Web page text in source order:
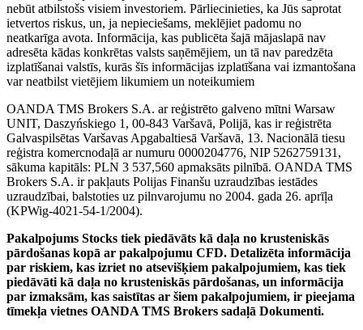
nebūt atbilstošs visiem investoriem. Pārliecinieties, ka Jūs saprotat
ietvertos riskus, un, ja nepieciešams, meklējiet padomu no
neatkarīga avota. Informācija, kas publicēta šajā mājaslapā nav
adresēta kādas konkrētas valsts saņēmējiem, un tā nav paredzēta
izplatīšanai valstīs, kurās šīs informācijas izplatīšana vai izmantošana
var neatbilst vietējiem likumiem un noteikumiem
OANDA TMS Brokers S.A. ar reģistrēto galveno mītni Warsaw
UNIT, Daszyńskiego 1, 00-843 Varšavā, Polijā, kas ir reģistrēta
Galvaspilsētas Varšavas Apgabaltiesā Varšavā, 13. Nacionālā tiesu
reģistra komercnodaļā ar numuru 0000204776, NIP 5262759131,
sākuma kapitāls: PLN 3 537,560 apmaksāts pilnībā. OANDA TMS
Brokers S.A. ir pakļauts Polijas Finanšu uzraudzības iestādes
uzraudzībai, balstoties uz pilnvarojumu no 2004. gada 26. aprīļa
(KPWig-4021-54-1/2004).
Pakalpojums Stocks tiek piedāvāts kā daļa no krusteniskās
pārdošanas kopā ar pakalpojumu CFD. Detalizēta informācija
par riskiem, kas izriet no atsevišķiem pakalpojumiem, kas tiek
piedāvāti kā daļa no krusteniskās pārdošanas, un informācija
par izmaksām, kas saistītas ar šiem pakalpojumiem, ir pieejama
tīmekļa vietnes OANDA TMS Brokers sadaļā Dokumenti.